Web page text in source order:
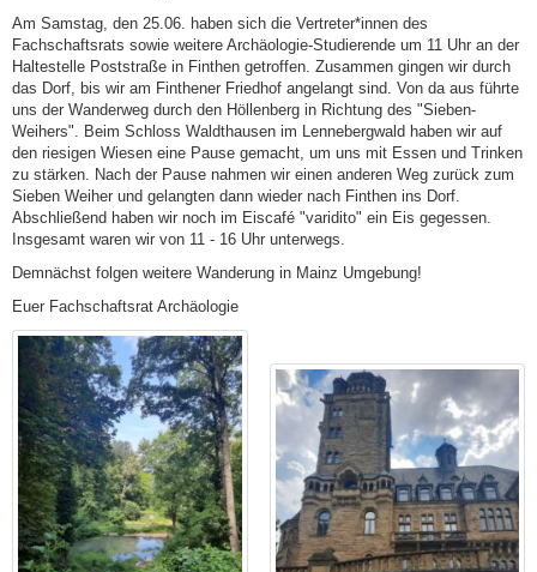
Am Samstag, den 25.06. haben sich die Vertreter*innen des
Fachschaftsrats sowie weitere Archäologie-Studierende um 11 Uhr an der
Haltestelle Poststraße in Finthen getroffen. Zusammen gingen wir durch
das Dorf, bis wir am Finthener Friedhof angelangt sind. Von da aus führte
uns der Wanderweg durch den Höllenberg in Richtung des "Sieben-
Weihers". Beim Schloss Waldthausen im Lennebergwald haben wir auf
den riesigen Wiesen eine Pause gemacht, um uns mit Essen und Trinken
zu stärken. Nach der Pause nahmen wir einen anderen Weg zurück zum
Sieben Weiher und gelangten dann wieder nach Finthen ins Dorf.
Abschließend haben wir noch im Eiscafé "varidito" ein Eis gegessen.
Insgesamt waren wir von 11 - 16 Uhr unterwegs.
Demnächst folgen weitere Wanderung in Mainz Umgebung!
Euer Fachschaftsrat Archäologie